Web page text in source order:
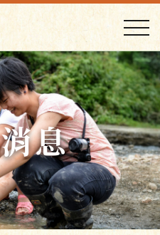
息